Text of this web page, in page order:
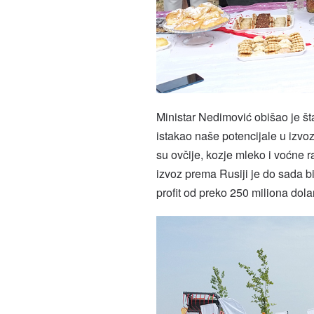
Ministar Nedimović obišao je
istakao naše potencijale u
su ovčije, kozje mleko i voćne
izvoz prema Rusiji je do sada
profit od preko 250 miliona